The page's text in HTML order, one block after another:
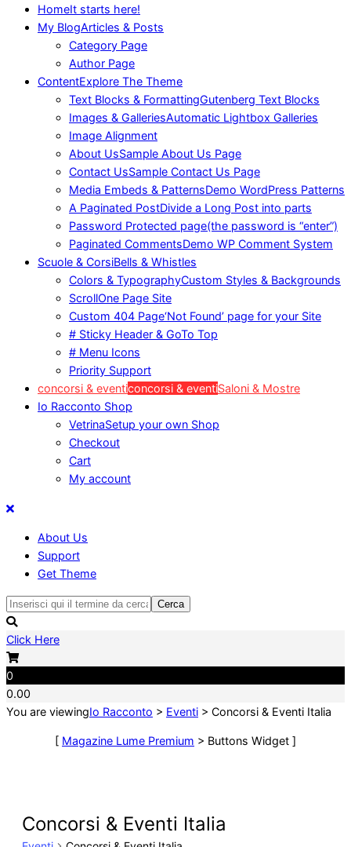
navigazione
primaria
HomeIt starts here!
My BlogArticles & Posts
Category Page
Author Page
ContentExplore The Theme
Text Blocks & FormattingGutenberg Text Blocks
Images & GalleriesAutomatic Lightbox Galleries
Image Alignment
About UsSample About Us Page
Contact UsSample Contact Us Page
Media Embeds & PatternsDemo WordPress Patterns
A Paginated PostDivide a Long Post into parts
Password Protected page(the password is “enter”)
Paginated CommentsDemo WP Comment System
Scuole & CorsiBells & Whistles
Colors & TypographyCustom Styles & Backgrounds
ScrollOne Page Site
Custom 404 Page‘Not Found’ page for your Site
# Sticky Header & GoTo Top
# Menu Icons
Priority Support
concorsi & eventiconcorsi & eventiSaloni & Mostre
Io Racconto Shop
VetrinaSetup your own Shop
Checkout
Cart
My account
About Us
Support
Get Theme
Cerca
Click Here
0
0.00
You are viewingIo Racconto > Eventi > Concorsi & Eventi Italia
[ Magazine Lume Premium > Buttons Widget ]
Concorsi & Eventi Italia